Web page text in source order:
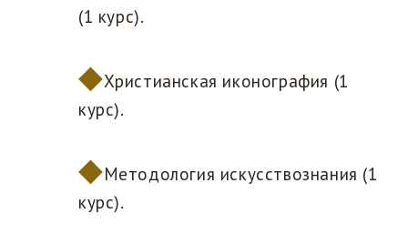
(1 курс).
Христианская иконография (1
курс).
Методология искусствознания (1
курс).